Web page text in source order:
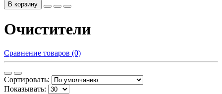
В корзину
Очистители
Сравнение товаров (0)
Сортировать:
Показывать: